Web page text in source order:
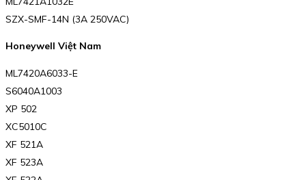
SZX-SMF-14N (3A 250VAC)
Honeywell Việt Nam
ML7420A6033-E
S6040A1003
XP 502
XC5010C
XF 521A
XF 523A